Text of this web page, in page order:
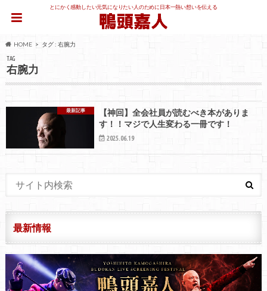
とにかく感動したい元気になりたい人のために日本一熱い想いを伝える
HOME タグ : 右腕力
TAG
右腕力
最新記事
【神回】全会社員が読むべき本がありま
す！！マジで人生変わる一冊です！
2025.06.19
最新情報